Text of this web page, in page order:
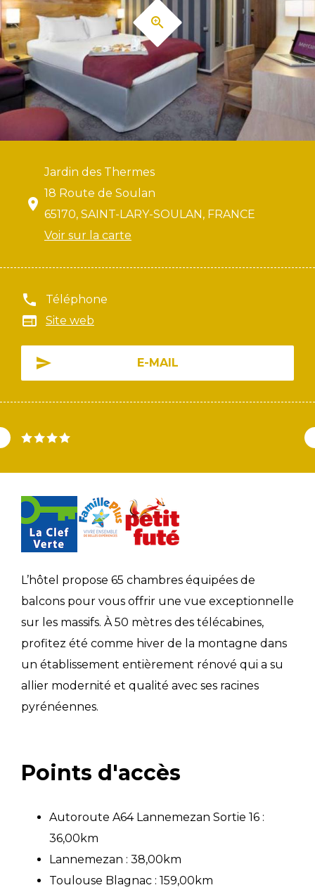
Jardin des Thermes
18 Route de Soulan
65170, SAINT-LARY-SOULAN, FRANCE
Voir sur la carte
Téléphone
Site web
E-MAIL
L’hôtel propose 65 chambres équipées de
balcons pour vous offrir une vue exceptionnelle
sur les massifs. À 50 mètres des télécabines,
profitez été comme hiver de la montagne dans
un établissement entièrement rénové qui a su
allier modernité et qualité avec ses racines
pyrénéennes.
Points d'accès
Autoroute A64 Lannemezan Sortie 16 :
36,00km
Lannemezan : 38,00km
Toulouse Blagnac : 159,00km